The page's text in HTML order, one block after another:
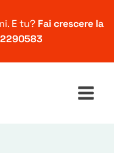
E tu? Fai crescere la